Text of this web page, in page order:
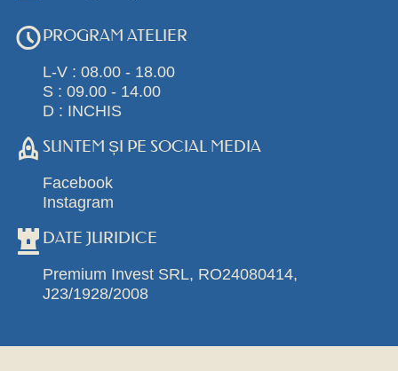
PROGRAM ATELIER
L-V : 08.00 - 18.00
S : 09.00 - 14.00
D : INCHIS
SUNTEM ȘI PE SOCIAL MEDIA
Facebook
Instagram
DATE JURIDICE
Premium Invest SRL, RO24080414,
J23/1928/2008